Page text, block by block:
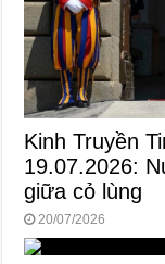
Kinh Truyền
19.07.2026:
giữa cỏ lùng
20/07/2026